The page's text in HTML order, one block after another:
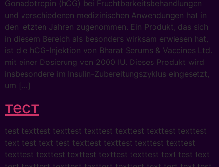
Gonadotropin (hCG) bei Fruchtbarkeitsbehandlungen
und verschiedenen medizinischen Anwendungen hat in
den letzten Jahren zugenommen. Ein Produkt, das sich
in diesem Bereich als besonders wirksam erwiesen hat,
ist die hCG-Injektion von Bharat Serums & Vaccines Ltd.
mit einer Dosierung von 2000 IU. Dieses Produkt wird
insbesondere im Insulin-Zubereitungszyklus eingesetzt,
um […]
тест
test texttest texttest texttest texttest texttest texttest
text test text test texttest texttest texttest texttest
texttest texttest texttest texttest texttest text test text